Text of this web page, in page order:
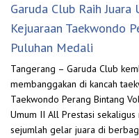
Garuda Club Raih
Kejuaraan Taekwondo
Puluhan Medali
Tangerang – Garuda Club
membanggakan di kancah
Taekwondo Perang Bintang
Umum II All Prestasi
sejumlah gelar juara di